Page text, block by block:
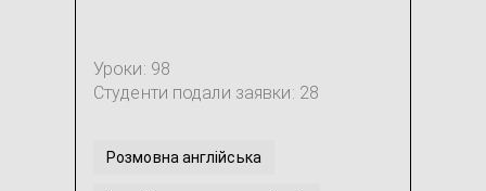
Уроки: 98
Студенти подали заявки: 28
Розмовна англійська